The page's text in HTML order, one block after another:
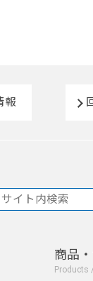
報
商品
Products